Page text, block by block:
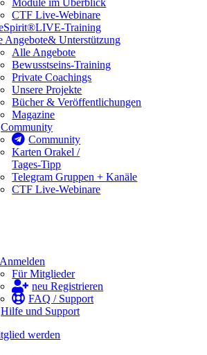
Module im Überblick
CTF Live-Webinare
LIVE-Training
Angebote& Unterstützung
Alle Angebote
Bewusstseins-Training
Private Coachings
Unsere Projekte
Bücher & Veröffentlichungen
Magazine
Community
Community
Karten Orakel /
Tages-Tipp
Telegram Gruppen + Kanäle
CTF Live-Webinare
Anmelden
Für Mitglieder
neu Registrieren
FAQ / Support
Hilfe und Support
werden